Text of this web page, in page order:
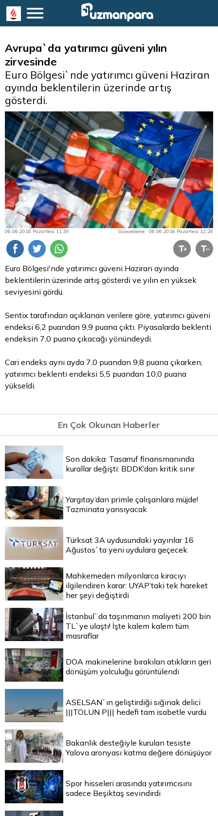
Avrupa`da yatırımcı güveni yılın
zirvesinde
Euro Bölgesi`nde yatırımcı güveni Haziran
ayında beklentilerin üzerinde artış
gösterdi.
06.06.2016 Pazartesi 11:39 Güncelleme : 06.06.2016 Pazartesi 12:26
Euro Bölgesi'nde yatırımcı güveni Haziran ayında
beklentilerin üzerinde artış gösterdi ve yılın en yüksek
seviyesini gördü.
Sentix tarafından açıklanan verilere göre, yatırımcı güveni
endeksi 6,2 puandan 9,9 puana çıktı. Piyasalarda beklenti
endeksin 7,0 puana çıkacağı yönündeydi.
Cari endeks aynı ayda 7,0 puandan 9,8 puana çıkarken,
yatırımcı beklenti endeksi 5,5 puandan 10,0 puana
yükseldi.
En Çok Okunan Haberler
Son dakika: Tasarruf finansmanında
kurallar değişti: BDDK’dan kritik sınır
Yargıtay’dan primle çalışanlara müjde!
Tazminata yansıyacak
Türksat 3A uydusundaki yayınlar 16
Ağustos`ta yeni uydulara geçecek
Mahkemeden milyonlarca kiracıyı
ilgilendiren karar: UYAP’taki tek hareket
her şeyi değiştirdi
İstanbul`da taşınmanın maliyeti 200 bin
TL`ye ulaştı! İşte kalem kalem tüm
masraflar
DOA makinelerine bırakılan atıkların geri
dönüşüm yolculuğu görüntülendi
ASELSAN`ın geliştirdiği sığınak delici
|||TOLUN P||| hedefi tam isabetle vurdu
Bakanlık desteğiyle kurulan tesiste
Yalova aronyası katma değere dönüşüyor
Spor hisseleri arasında yatırımcısını
sadece Beşiktaş sevindirdi